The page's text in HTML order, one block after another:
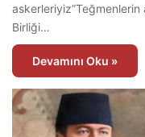
askerleriyiz”Teğmenlerin
Birliği…
Devamını Oku »